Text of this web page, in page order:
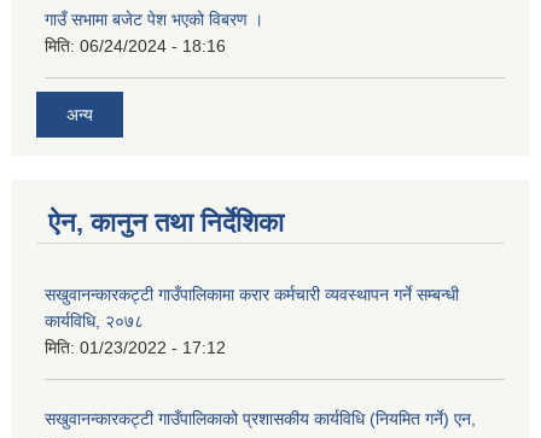
गाउँ सभामा बजेट पेश भएको विबरण ।
मिति: 06/24/2024 - 18:16
अन्य
ऐन, कानुन तथा निर्देशिका
सखुवानन्कारकट्टी गाउँपालिकामा करार कर्मचारी व्यवस्थापन गर्ने सम्बन्धी
कार्यविधि, २०७८
मिति: 01/23/2022 - 17:12
सखुवानन्कारकट्टी गाउँपालिकाको प्रशासकीय कार्यविधि (नियमित गर्ने) एन,